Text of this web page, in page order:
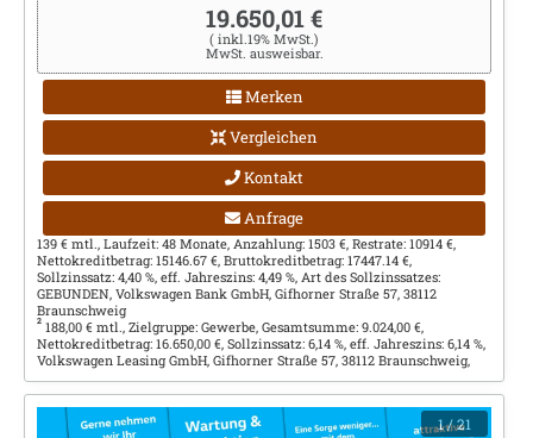
19.650,01 €
( inkl.19% MwSt.)
MwSt. ausweisbar.
Merken
Vergleichen
Kontakt
Anfrage
139 € mtl., Laufzeit: 48 Monate, Anzahlung: 1503 €, Restrate: 10914 €,
Nettokreditbetrag: 15146.67 €, Bruttokreditbetrag: 17447.14 €,
Sollzinssatz: 4,40 %, eff. Jahreszins: 4,49 %, Art des Sollzinssatzes:
GEBUNDEN, Volkswagen Bank GmbH, Gifhorner Straße 57, 38112
Braunschweig
2 188,00 € mtl., Zielgruppe: Gewerbe, Gesamtsumme: 9.024,00 €,
Nettokreditbetrag: 16.650,00 €, Sollzinssatz: 6,14 %, eff. Jahreszins: 6,14 %,
Volkswagen Leasing GmbH, Gifhorner Straße 57, 38112 Braunschweig,
1/ 21